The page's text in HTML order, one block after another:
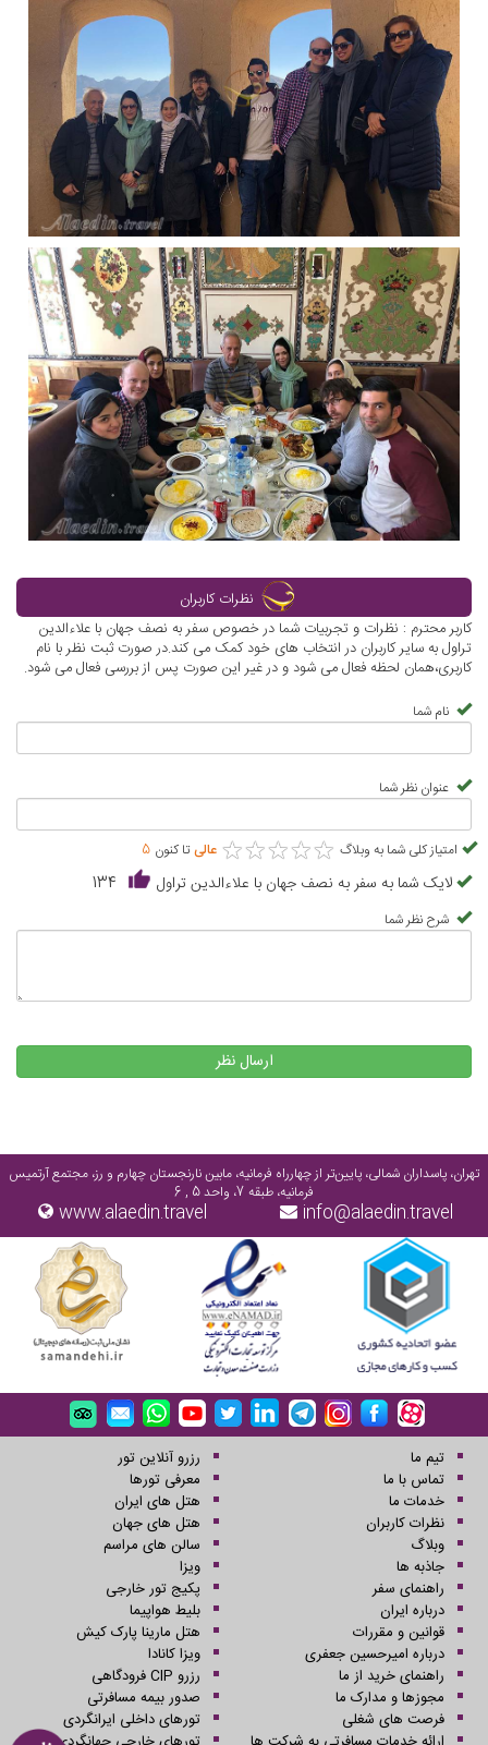
نظرات کاربران
کاربر محترم : نظرات و تجربیات شما در خصوص سفر به نصف جهان با علاءالدین
تراول به سایر کاربران در انتخاب های خود کمک می کند.در صورت ثبت نظر با نام
کاربری،همان لحظه فعال می شود و در غیر این صورت پس از بررسی فعال می شود.
نام شما
عنوان نظر شما
امتیاز کلی شما به وبلاگ ★★★★★
★★★★★ عالی تا کنون 5
لایک شما به سفر به نصف جهان با علاءالدین تراول 134
شرح نظر شما
ارسال نظر
تهران، پاسداران شمالی، پایین‌تر از چهارراه فرمانیه، مابین نارنجستان چهارم و رز، مجتمع آرتمیس
فرمانیه، طبقه 7، واحد 5 , 6
info@alaedin.travel
www.alaedin.travel
تیم ما
تماس با ما
خدمات ما
نظرات کاربران
وبلاگ
جاذبه ها
راهنمای سفر
درباره ایران
قوانین و مقررات
درباره امیرحسین جعفری
راهنمای خرید از ما
مجوزها و مدارک ما
فرصت های شغلی
رزرو آنلاین تور
معرفی تورها
هتل های ایران
هتل های جهان
سالن های مراسم
ویزا
پکیج تور خارجی
بلیط هواپیما
هتل مارینا پارک کیش
ویزا کانادا
رزرو CIP فرودگاهی
صدور بیمه مسافرتی
تورهای داخلی ایرانگردی